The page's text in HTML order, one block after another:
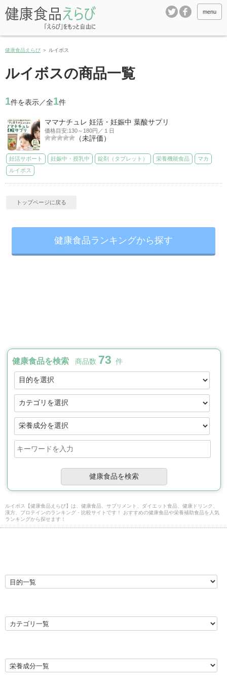
menu
健康食品えらび ＞ ルイボス
ルイボスの商品一覧
1件を表示／全1件
ママナチュレ 妊活・妊娠中 葉酸サプリ
価格目安:130～180円／１日
（未評価）
妊活サポート 妊娠中・授乳中 錠剤（タブレット） 栄養機能食品
マカ
ルイボス
トップページに戻る
健康食品ランキングから探す
健康食品を検索 商品数 73 件
ルイボス【健康食品えらび】は、健康食品、サプリメント、ダイエット食品、健康ドリンク、
漢方、プロテインのランキング・比較サイトです！ おすすめの健康食品や栄養補助食品を人気
ランキングから探せます！